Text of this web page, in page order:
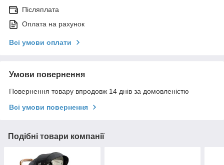
Післяплата
Оплата на рахунок
Всі умови оплати
Умови повернення
Повернення товару впродовж 14 днів за домовленістю
Всі умови повернення
Подібні товари компанії